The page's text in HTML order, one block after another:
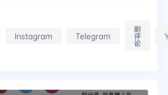
Instagram Telegram
刷
评
论